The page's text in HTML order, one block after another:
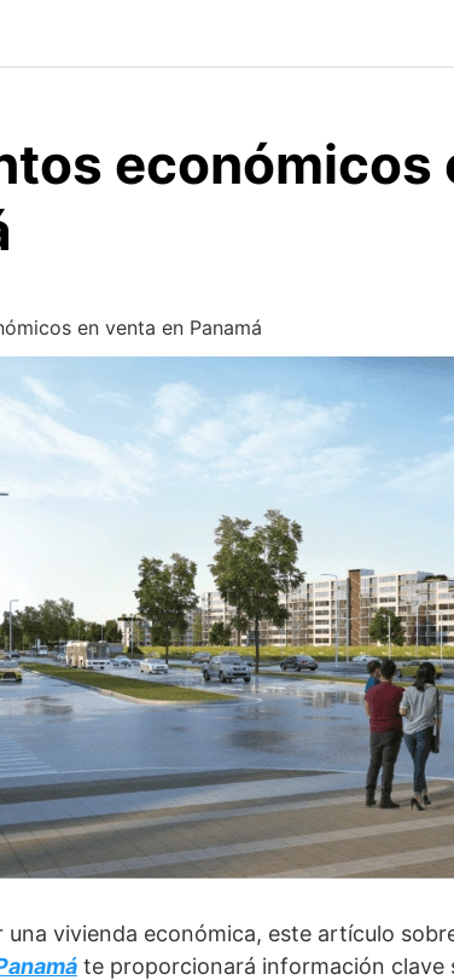
económicos
en venta en Panamá
vivienda económica, este artículo
te proporcionará información clave